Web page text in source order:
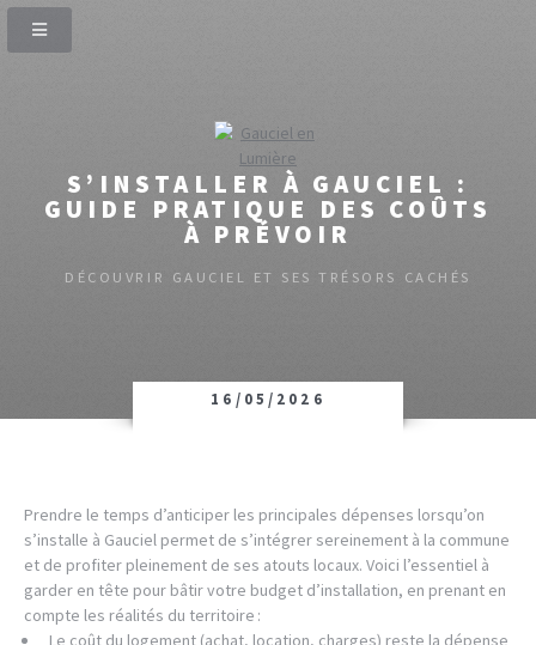
S’INSTALLER À GAUCIEL :
GUIDE PRATIQUE DES COÛTS
À PRÉVOIR
DÉCOUVRIR GAUCIEL ET SES TRÉSORS CACHÉS
16/05/2026
Prendre le temps d’anticiper les principales dépenses lorsqu’on
s’installe à Gauciel permet de s’intégrer sereinement à la commune
et de profiter pleinement de ses atouts locaux. Voici l’essentiel à
garder en tête pour bâtir votre budget d’installation, en prenant en
compte les réalités du territoire :
Le coût du logement (achat, location, charges) reste la dépense